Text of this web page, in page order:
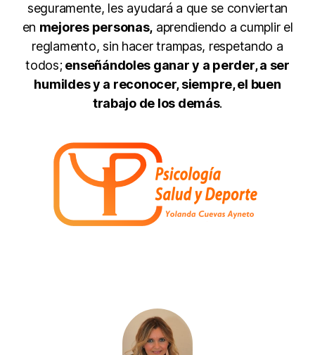
seguramente, les ayudará a que se conviertan
en mejores personas, aprendiendo a cumplir el
reglamento, sin hacer trampas, respetando a
todos; enseñándoles ganar y a perder, a ser
humildes y a reconocer, siempre, el buen
trabajo de los demás.